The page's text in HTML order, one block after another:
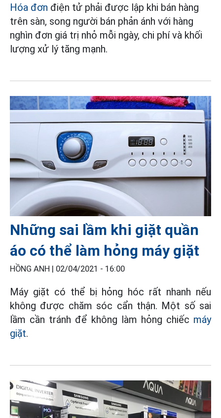
Hóa đơn điện tử phải được lập khi bán hàng
trên sàn, song người bán phản ánh với hàng
nghìn đơn giá trị nhỏ mỗi ngày, chi phí và khối
lượng xử lý tăng mạnh.
Những sai lầm khi giặt quần
áo có thể làm hỏng máy giặt
HỒNG ANH | 02/04/2021 - 16:00
Máy giặt có thể bị hỏng hóc rất nhanh nếu
không được chăm sóc cẩn thận. Một số sai
lầm cần tránh để không làm hỏng chiếc máy
giặt.